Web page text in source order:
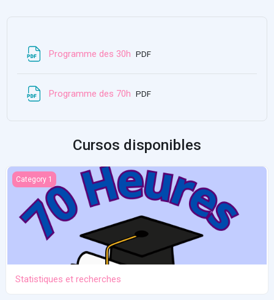
Programme des 30h Fichero
PDF
Programme des 70h Fichero
PDF
Cursos disponibles
Statistiques et recherches
Category 1
Statistiques et recherches